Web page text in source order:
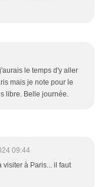
le temps d'y aller
mais je note pour le
libre. Belle journée.
09:44
visiter à Paris... il faut